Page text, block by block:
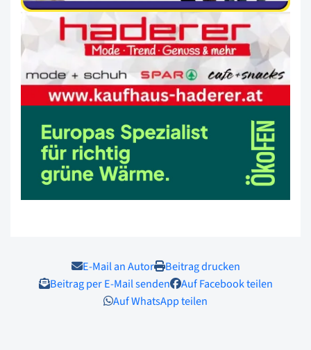
E-Mail an Autor
Beitrag drucken
Beitrag per E-Mail senden
Auf Facebook teilen
Auf WhatsApp teilen